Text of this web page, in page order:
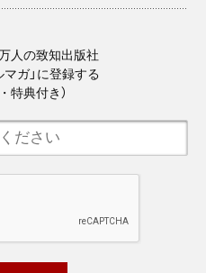
人の致知出版社
ガ」に登録する
特典付き）